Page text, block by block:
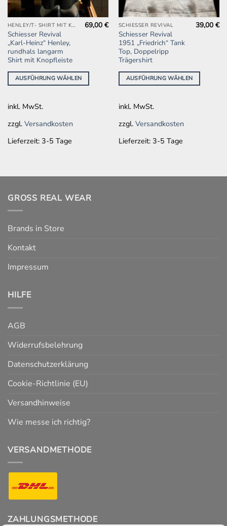
HENLEY/T- SHIRT MIT KNOPFLEISTE
Schiesser Revival
„Karl-Heinz“ Henley,
rundhals langarm
Shirt mit Knopfleiste
69,00€
AUSFÜHRUNG WÄHLEN
Dieses
Produkt
weist
mehrere
Varianten
auf.
Optionen
können
auf
Produktseite
inkl. MwSt.
zzgl. Versandkosten
Lieferzeit: 3-5 Tage
SCHIESSER REVIVAL
Schiesser Revival
1951 „Friedrich“ Tank
Top, Doppelripp
Trägershirt
39,00€
AUSFÜHRUNG WÄHLEN
Dieses
Produkt
weist
mehrere
Varianten
auf.
Optionen
können
auf
Produktseite
inkl. MwSt.
zzgl. Versandkosten
Lieferzeit: 3-5 Tage
GROSS REAL WEAR
Brands in Store
Kontakt
Impressum
HILFE
AGB
Widerrufsbelehrung
Datenschutzerklärung
Cookie-Richtlinie (EU)
Versandhinweise
Wie messe ich richtig?
VERSANDMETHODE
ZAHLUNGSMETHODE